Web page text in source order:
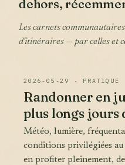
dehors,
Les carnets communautaires. Textes courts, notes
d'itinéraires — par celles et
2026-05-29 · PRATIQUE
Randonner en
plus longs jours
Météo, lumière, fréquentation, faune : juin offre des
conditions privilégiées
en profiter pleinement,